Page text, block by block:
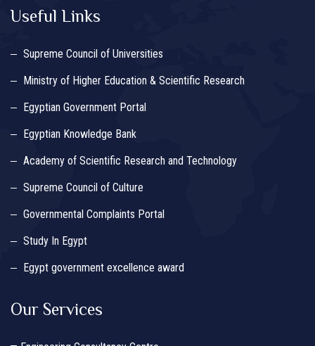
Useful Links
Supreme Council of Universities
Ministry of Higher Education & Scientific Research
Egyptian Government Portal
Egyptian Knowledge Bank
Academy of Scientific Research and Technology
Supreme Council of Culture
Governmental Complaints Portal
Study In Egypt
Egypt government excellence award
Our Services